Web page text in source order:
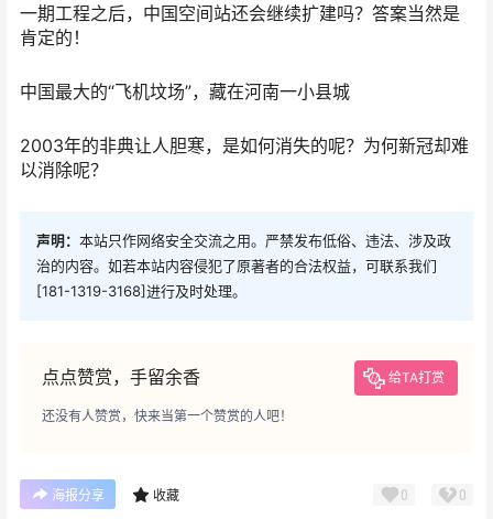
一期工程之后，中国空间站还会继续扩建吗？答案当然是
肯定的！
中国最大的“飞机坟场”，藏在河南一小县城
2003年的非典让人胆寒，是如何消失的呢？为何新冠却难
以消除呢？
声明： 本站只作网络安全交流之用。严禁发布低俗、违法、涉及政
治的内容。如若本站内容侵犯了原著者的合法权益，可联系我们
[181-1319-3168]进行及时处理。
点点赞赏，手留余香 给TA打赏
还没有人赞赏，快来当第一个赞赏的人吧！
海报分享 收藏 0 0